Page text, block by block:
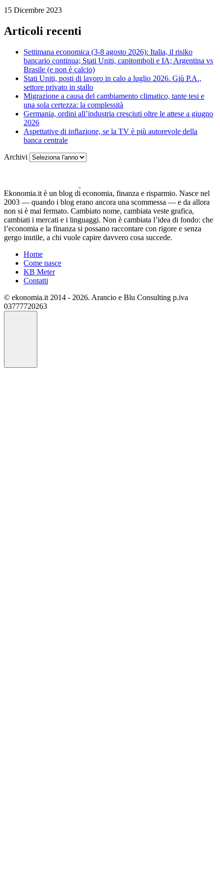
15 Dicembre 2023
Articoli recenti
Settimana economica (3-8 agosto 2026): Italia, il risiko
bancario continua; Stati Uniti, capitomboli e IA; Argentina vs
Brasile (e non è calcio)
Stati Uniti, posti di lavoro in calo a luglio 2026. Giù P.A.,
settore privato in stallo
Migrazione a causa del cambiamento climatico, tante tesi e
una sola certezza: la complessità
Germania, ordini all’industria cresciuti oltre le attese a giugno
2026
Aspettative di inflazione, se la TV è più autorevole della
banca centrale
Archivi
Ekonomia.it è un blog di economia, finanza e risparmio. Nasce nel
2003 — quando i blog erano ancora una scommessa — e da allora
non si è mai fermato. Cambiato nome, cambiata veste grafica,
cambiati i mercati e i linguaggi. Non è cambiata l’idea di fondo: che
l’economia e la finanza si possano raccontare con rigore e senza
gergo inutile, a chi vuole capire davvero cosa succede.
Home
Come nasce
KB Meter
Contatti
© ekonomia.it 2014 - 2026. Arancio e Blu Consulting p.iva
03777720263